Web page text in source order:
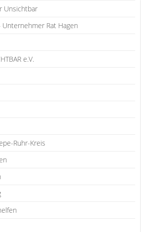
Unsichtbar
Rat Hagen
e.V.
Ruhr-Kreis